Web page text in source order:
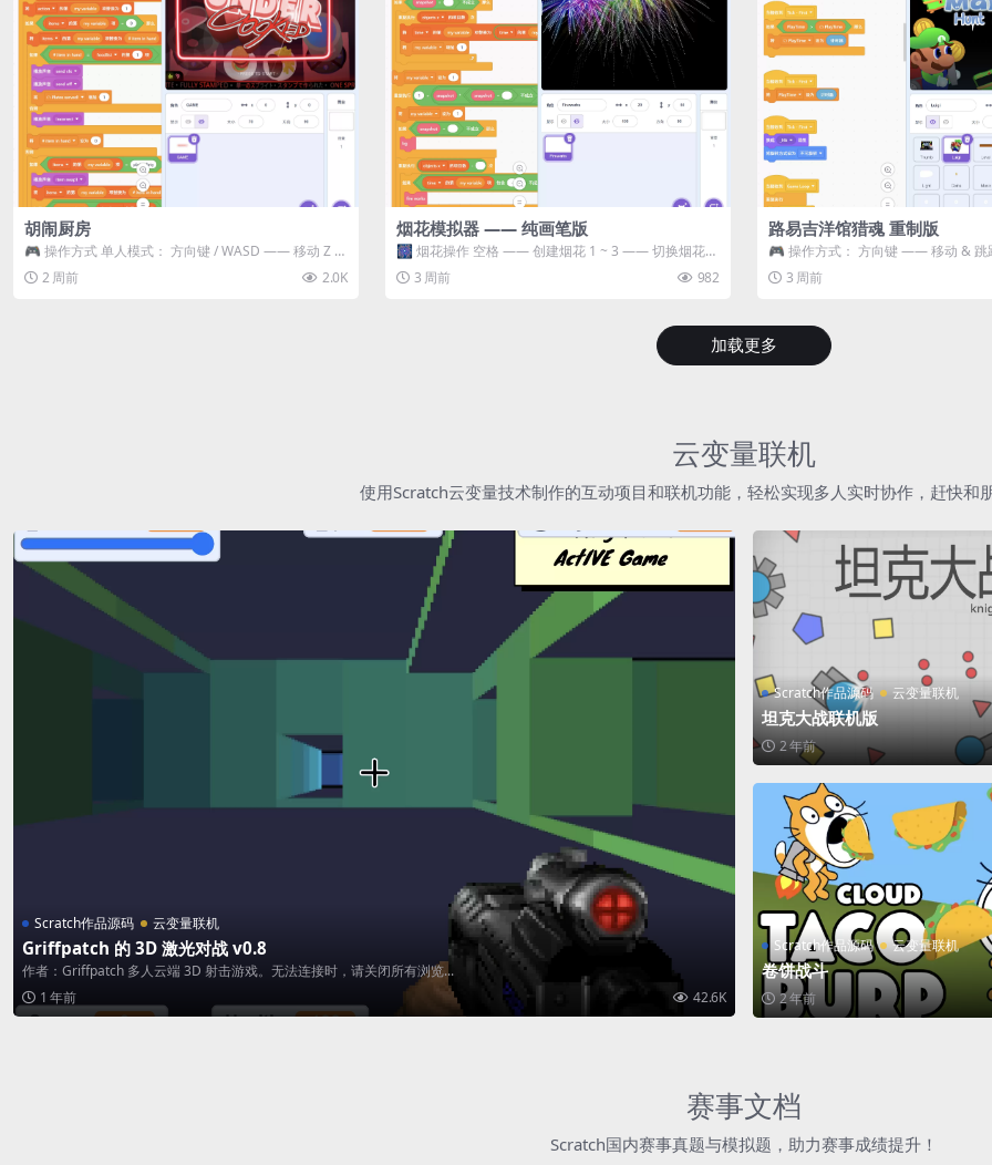
胡闹厨房
🎮 操作方式 单人模式： 方向键 / WASD —— 移动 Z /
K —— 抓...
2 周前 2.0K
烟花模拟器 —— 纯画笔版
🎆 烟花操作 空格 —— 创建烟花 1 ~ 3 —— 切换烟花类
型 普通烟花 嘶...
3 周前 982
路易吉洋馆猎魂 重制版
🎮 操作方式： 方向键 —— 移动 &
宝箱 将你...
3 周前
加载更多
云变量联机
使用Scratch云变量技术制作的互动项目和联机功能，轻松实现多人实时协作，赶快和
Scratch作品源码 云变量联机
Griffpatch 的 3D 激光对战 v0.8
作者：Griffpatch 多人云端 3D 射击游戏。无法连接时，请关闭所有浏览...
1 年前
42.6K
Scratch作品源码 云变量联机
坦克大战联机版
2 年前
Scratch作品源码 云变量联机
卷饼战斗
2 年前
赛事文档
Scratch国内赛事真题与模拟题，助力赛事成绩提升！